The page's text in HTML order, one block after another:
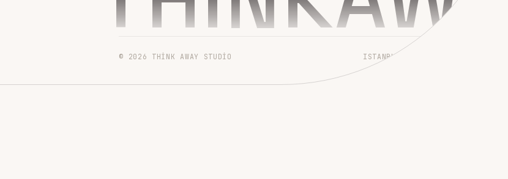
© 2026 THINK AWAY STUDIO ISTANBUL → WORLDWIDE